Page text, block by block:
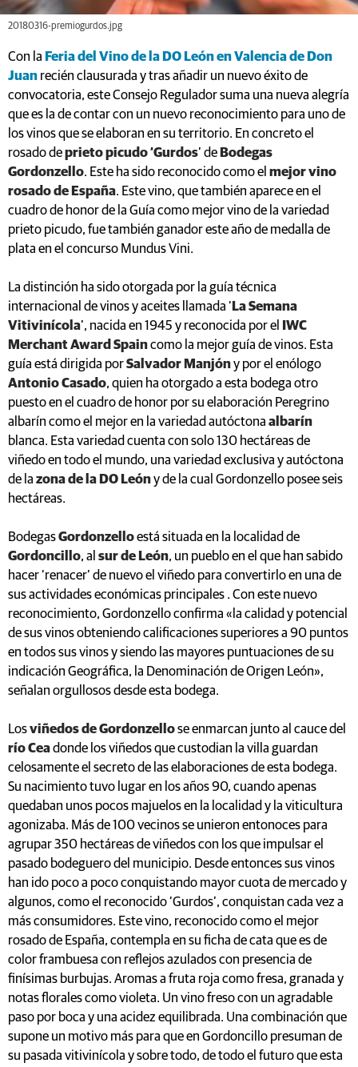
20180316-premiogurdos.jpg
Con la Feria del Vino de la DO León en Valencia de Don
Juan recién clausurada y tras añadir un nuevo éxito de
convocatoria, este Consejo Regulador suma una nueva alegría
que es la de contar con un nuevo reconocimiento para uno de
los vinos que se elaboran en su territorio. En concreto el
rosado deprieto picudo ‘Gurdos’ de Bodegas
Gordonzello. Este ha sido reconocido como el mejor vino
rosado de España. Este vino, que también aparece en el
cuadro de honor de la Guía como mejor vino de la variedad
prieto picudo, fue también ganador este año de medalla de
plata en el concurso Mundus Vini.
La distinción ha sido otorgada por la guía técnica
internacional de vinos y aceites llamada ‘ La Semana
Vitivinícola’, nacida en 1945 y reconocida por el
IWC
Merchant Award Spaincomo la mejor guía de vinos. Esta
guía está dirigida porSalvador Manjóny por el enólogo
Antonio Casado, quien ha otorgado a esta bodega otro
puesto en el cuadro de honor por su elaboración Peregrino
albarín como el mejor en la variedad autóctona albarín
blanca. Esta variedad cuenta con solo 130 hectáreas de
viñedo en todo el mundo, una variedad exclusiva y autóctona
de la zona de la DO Leóny de la cual Gordonzello posee seis
hectáreas.
BodegasGordonzelloestá situada en la localidad de
Gordoncillo, al sur de León, un pueblo en el que han sabido
hacer ‘renacer’ de nuevo el viñedo para convertirlo en una de
sus actividades económicas principales . Con este nuevo
reconocimiento, Gordonzello confirma «la calidad y potencial
de sus vinos obteniendo calificaciones superiores a 90 puntos
en todos sus vinos y siendo las mayores puntuaciones de su
indicación Geográfica, la Denominación de Origen León»,
señalan orgullosos desde esta bodega.
Losviñedos de Gordonzellose enmarcan junto al cauce del
río Ceadonde los viñedos que custodian la villa guardan
celosamente el secreto de las elaboraciones de esta bodega.
Su nacimiento tuvo lugar en los años 90, cuando apenas
quedaban unos pocos majuelos en la localidad y la viticultura
agonizaba. Más de 100 vecinos se unieron entonoces para
agrupar 350 hectáreas de viñedos con los que impulsar el
pasado bodeguero del municipio. Desde entonces sus vinos
han ido poco a poco conquistando mayor cuota de mercado y
algunos, como el reconocido ‘Gurdos’, conquistan cada vez a
más consumidores. Este vino, reconocido como el mejor
rosado de España, contempla en su ficha de cata que es de
color frambuesa con reflejos azulados con presencia de
finísimas burbujas. Aromas a fruta roja como fresa, granada y
notas florales como violeta. Un vino freso con un agradable
paso por boca y una acidez equilibrada. Una combinación que
supone un motivo más para que en Gordoncillo presuman de
su pasada vitivinícola y sobre todo, de todo el futuro que esta